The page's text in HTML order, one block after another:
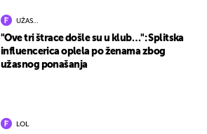
UŽAS…
"Ove tri štrace došle su u klub…": Splitska
influencerica oplela po ženama zbog
užasnog ponašanja
LOL